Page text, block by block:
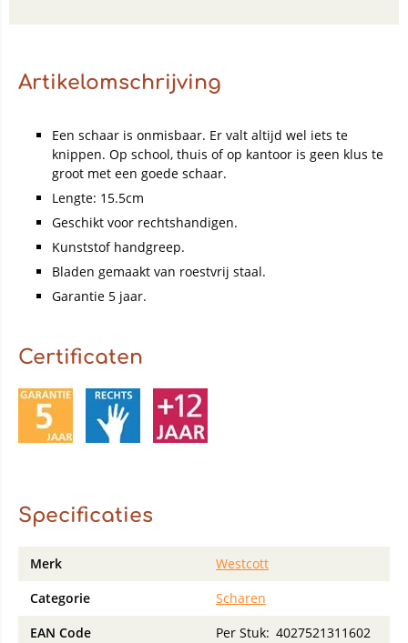
Artikelomschrijving
Een schaar is onmisbaar. Er valt altijd wel iets te
knippen. Op school, thuis of op kantoor is geen klus te
groot met een goede schaar.
Lengte: 15.5cm
Geschikt voor rechtshandigen.
Kunststof handgreep.
Bladen gemaakt van roestvrij staal.
Garantie 5 jaar.
Certificaten
Specificaties
Merk
Westcott
Categorie
Scharen
EAN Code
Per Stuk: 4027521311602